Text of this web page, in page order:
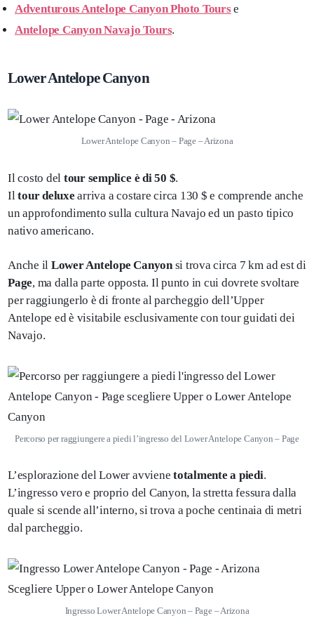
Adventurous Antelope Canyon Photo Tourse
Antelope Canyon Navajo Tours.
Lower Antelope Canyon
Lower Antelope Canyon – Page – Arizona
Il costo del tour semplice è di 50 $.
Iltour deluxe arriva a costare circa 130 $ e comprende anche
un approfondimento sulla cultura Navajo ed un pasto tipico
nativo americano.
Anche il Lower Antelope Canyonsi trova circa 7 km ad est di
Page, ma dalla parte opposta. Il punto in cui dovrete svoltare
per raggiungerlo è di fronte al parcheggio dell’Upper
Antelope ed è visitabile esclusivamente con tour guidati dei
Navajo.
Percorso per raggiungere a piedi l’ingresso del Lower Antelope Canyon – Page
L’esplorazione del Lower avvienetotalmente a piedi.
L’ingresso vero e proprio del Canyon, la stretta fessura dalla
quale si scende all’interno, si trova a poche centinaia di metri
dal parcheggio.
Ingresso Lower Antelope Canyon – Page – Arizona